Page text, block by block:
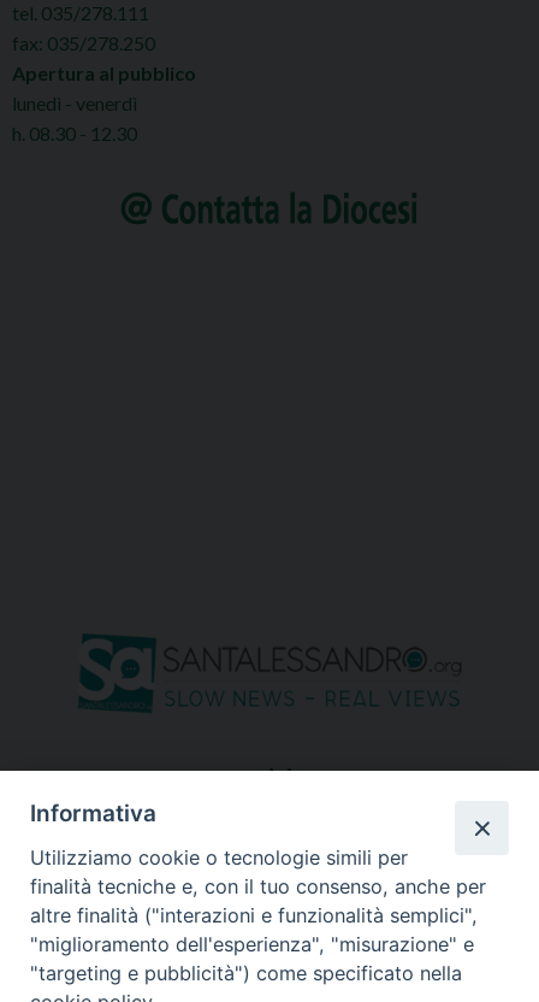
tel. 035/278.111
fax: 035/278.250
Apertura al pubblico
lunedì - venerdì
h. 08.30 - 12.30
seguici su
Informativa
Utilizziamo cookie o tecnologie simili per
finalità tecniche e, con il tuo consenso, anche per
altre finalità ("interazioni e funzionalità semplici",
"miglioramento dell'esperienza", "misurazione" e
"targeting e pubblicità") come specificato nella